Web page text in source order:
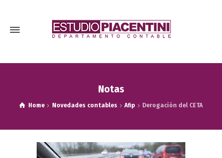
Notas
Home Novedades contables Afip Derogación del CETA